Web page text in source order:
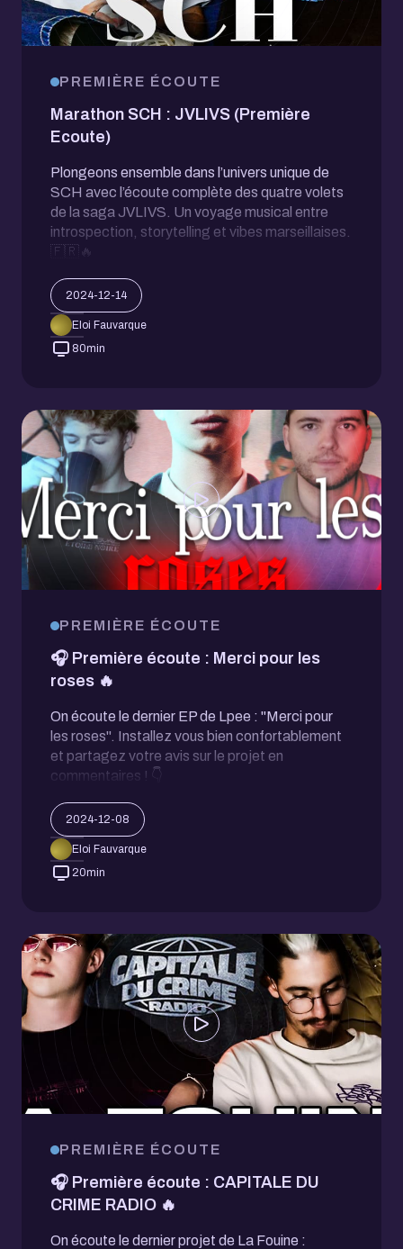
PREMIÈRE ÉCOUTE
Marathon SCH : JVLIVS (Première
Ecoute)
Plongeons ensemble dans l’univers unique de
SCH avec l’écoute complète des quatre volets
de la saga JVLIVS. Un voyage musical entre
introspection, storytelling et vibes marseillaises.
🇫🇷🔥
2024-12-14
Eloi Fauvarque
80min
PREMIÈRE ÉCOUTE
🎧 Première écoute : Merci pour les
roses 🔥
On écoute le dernier EP de Lpee : "Merci pour
les roses". Installez vous bien confortablement
et partagez votre avis sur le projet en
commentaires ! 👇
2024-12-08
Eloi Fauvarque
20min
PREMIÈRE ÉCOUTE
🎧 Première écoute : CAPITALE DU
CRIME RADIO 🔥
On écoute le dernier projet de La Fouine :